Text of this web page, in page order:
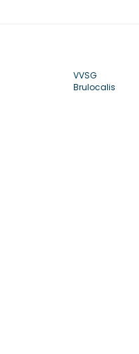
VVSG
Brulocalis